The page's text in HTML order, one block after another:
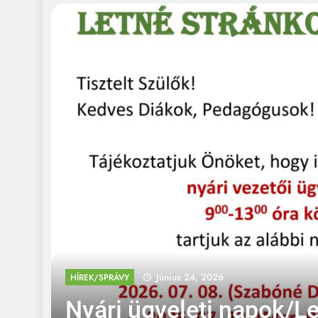
HÍREK/SPRÁVY Június 24, 2026
Nyári ügyeleti napok/